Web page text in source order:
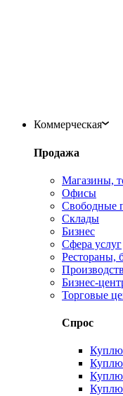
Коммерческая
Продажа
Магазины,
Офисы
Свободные
Склады
Бизнес
Сфера услуг
Рестораны,
Бизнес-
Торговые
Спрос
Куплю
Куплю
Куплю